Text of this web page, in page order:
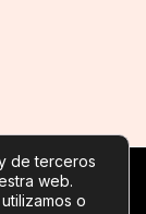
-
de terceros
web.
o